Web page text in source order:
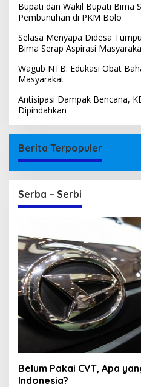
Bupati dan Wakil Bupati Bima
Pembunuhan di PKM Bolo
Selasa Menyapa Didesa
Bima Serap Aspirasi
Wagub NTB: Edukasi Obat
Masyarakat
Antisipasi Dampak Bencana,
Dipindahkan
Berita Terpopuler
Serba – Serbi
Belum Pakai CVT, Apa
Indonesia?